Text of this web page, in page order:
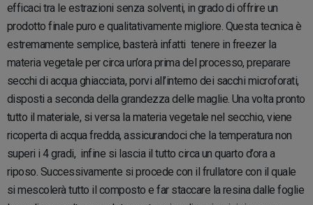
efficaci tra le estrazioni senza solventi, in grado di offrire un
prodotto finale puro e qualitativamente migliore. Questa tecnica è
estremamente semplice, basterà infatti tenere in freezer la
materia vegetale per circa un’ora prima del processo, preparare
secchi di acqua ghiacciata, porvi all’interno dei sacchi microforati,
disposti a seconda della grandezza delle maglie. Una volta pronto
tutto il materiale, si versa la materia vegetale nel secchio, viene
ricoperta di acqua fredda, assicurandoci che la temperatura non
superi i 4 gradi, infine si lascia il tutto circa un quarto d’ora a
riposo. Successivamente si procede con il frullatore con il quale
si mescolerà tutto il composto e far staccare la resina dalle foglie